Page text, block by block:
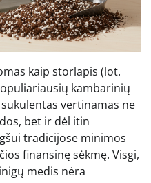
kaip storlapis (lot.
kambarinių
vertinamas ne
bet ir dėl itin
tradicijose minimos
finansinę sėkmę. Visgi,
medis nėra